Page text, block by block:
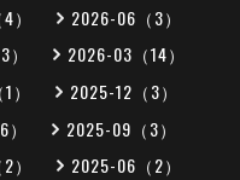
）
2026-06（3）
2026-03（14）
）
2025-12（3）
2025-09（3）
）
2025-06（2）